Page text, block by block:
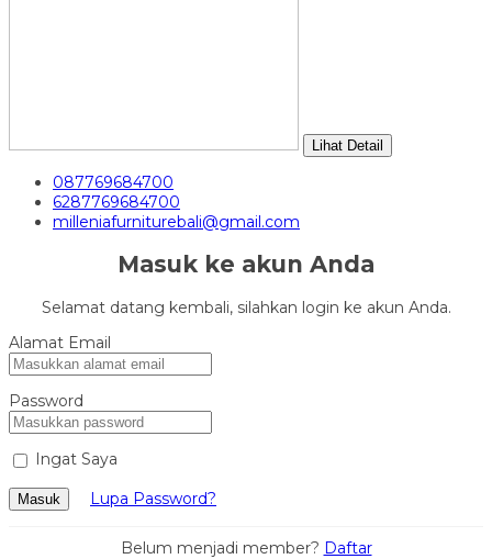
Lihat Detail
087769684700
6287769684700
milleniafurniturebali@gmail.com
Masuk ke akun Anda
Selamat datang kembali, silahkan login ke akun Anda.
Alamat Email
Password
Ingat Saya
Masuk Lupa Password?
Belum menjadi member? Daftar